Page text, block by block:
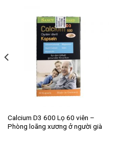
Calcium D3 600 Lọ 60 viên –
Phòng loãng xương ở người già